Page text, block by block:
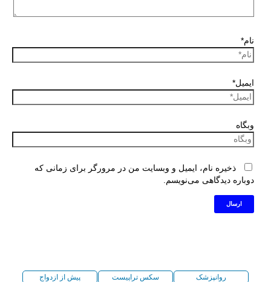
نام*
ایمیل*
وبگاه
ذخیره نام، ایمیل و وبسایت من در مرورگر برای زمانی که
دوباره دیدگاهی می‌نویسم.
روانپزشک سکس تراپیست
پیش از ازدواج